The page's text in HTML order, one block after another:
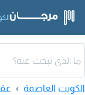
الكويت العاصمة